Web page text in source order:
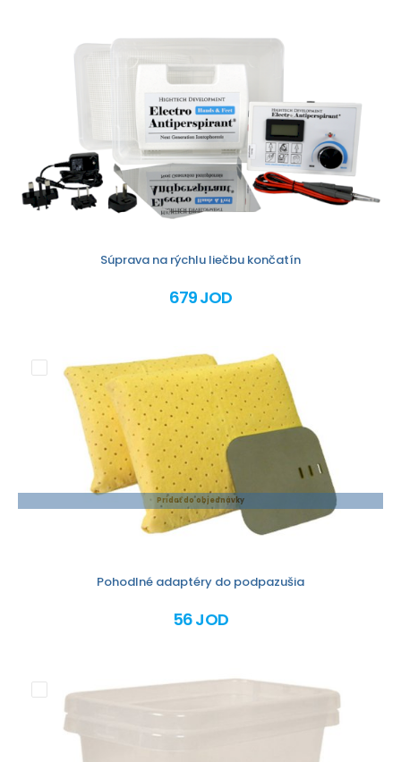
Súprava na rýchlu liečbu končatín
679 JOD
Pridať do objednávky
Pohodlné adaptéry do podpazušia
56 JOD